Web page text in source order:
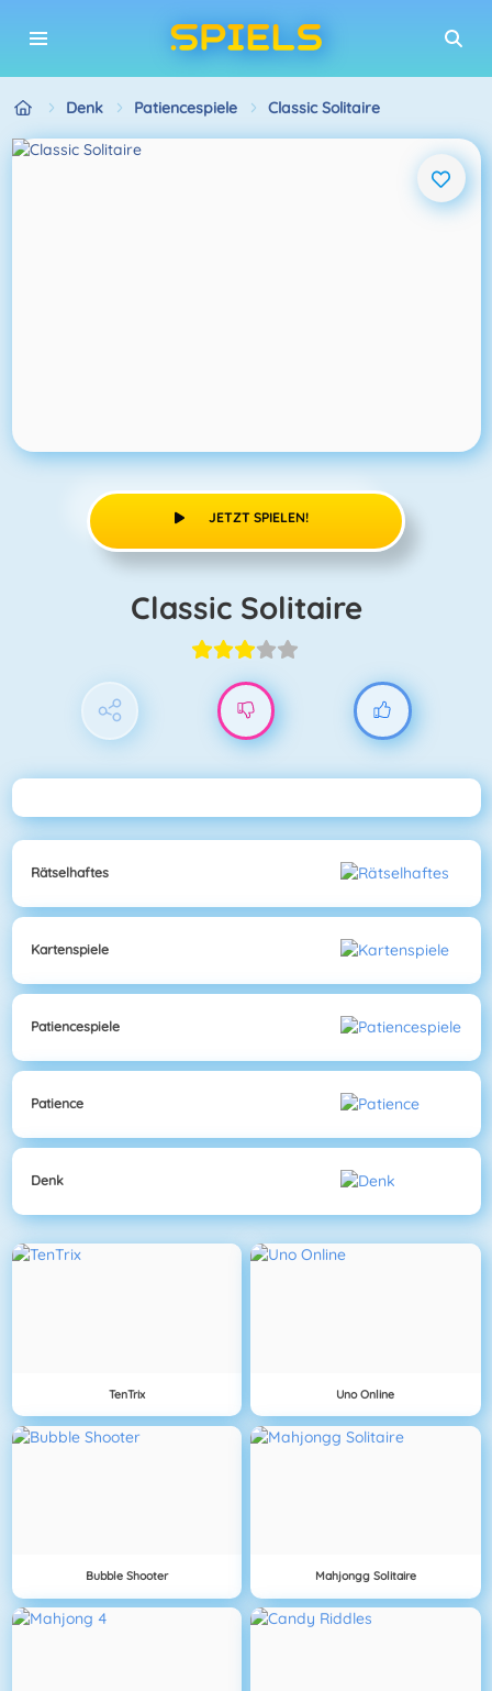
Denk Patiencespiele Classic Solitaire
JETZT SPIELEN!
Classic Solitaire
Rätselhaftes
Kartenspiele
Patiencespiele
Patience
Denk
TenTrix Uno Online
Bubble Shooter Mahjongg Solitaire